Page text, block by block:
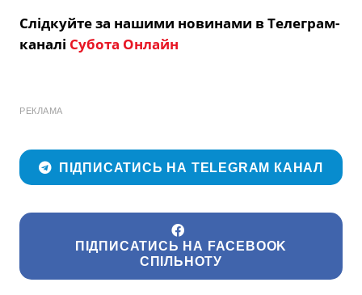
Слідкуйте за нашими новинами в Телеграм-
каналі Субота Онлайн
РЕКЛАМА
ПІДПИСАТИСЬ НА TELEGRAM КАНАЛ
ПІДПИСАТИСЬ НА FACEBOOK
СПІЛЬНОТУ